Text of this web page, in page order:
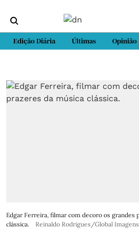
Edição Diária Últimas Opinião
Edgar Ferreira, filmar com decoro os grandes
clássica.
Reinaldo Rodrigues/Global Imagens